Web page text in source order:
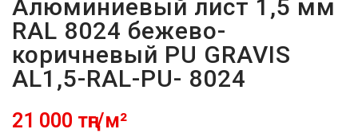
Алюминиевый лист 1,5 мм
RAL 8024 бежево-
коричневый PU GRAVIS
AL1,5-RAL-PU- 8024
21 000 тңг/м²